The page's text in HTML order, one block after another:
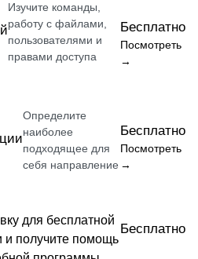
Изучите команды,
работу с файлами,
пользователями и
правами доступа
Бесплатно
Посмотреть
→
Определите
наиболее
подходящее для
себя направление
Бесплатно
Посмотреть
→
для бесплатной
и получите помощь
Бесплатно